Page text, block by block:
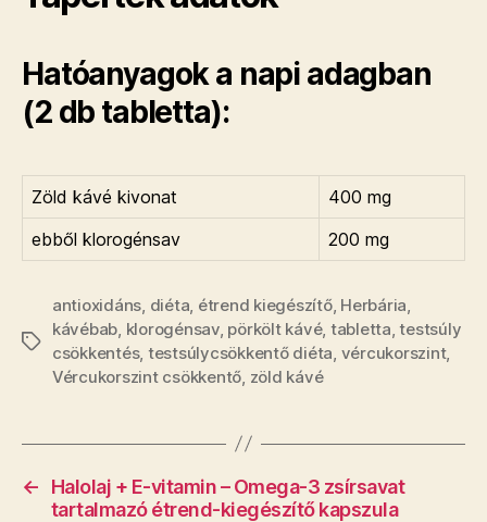
Hatóanyagok a napi adagban
(2 db tabletta):
Zöld kávé kivonat
400 mg
ebből klorogénsav
200 mg
Címkék
antioxidáns, diéta, étrend kiegészítő, Herbária,
kávébab, klorogénsav, pörkölt kávé, tabletta,testsúly
csökkentés, testsúlycsökkentő diéta, vércukorszint,
Vércukorszint csökkentő, zöld kávé
←
Halolaj + E-vitamin – Omega-3 zsírsavat
tartalmazó étrend-kiegészítő kapszula